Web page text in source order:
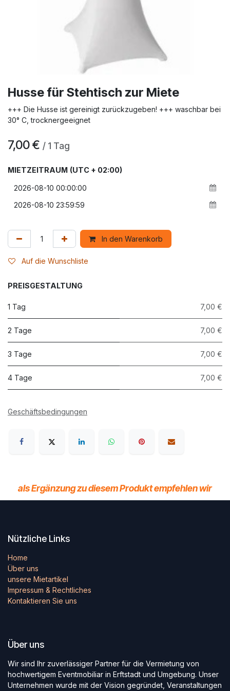
Husse für Stehtisch zur Miete
+++ Die Husse ist gereinigt zurückzugeben! +++ waschbar bei
30° C, trocknergeeignet
7,00€ / 1 Tag
MIETZEITRAUM (UTC + 02:00)
In den Warenkorb
Auf die Wunschliste
PREISGESTALTUNG
1 Tag 7,00 €
2 Tage 7,00 €
3 Tage 7,00 €
4 Tage 7,00 €
Geschäftsbedingungen
als Ergänzung zu diesem Produkt empfehlen wir
Nützliche Links
Home
Über uns
unsere Mietartikel
Impressum & Rechtliches
Kontaktieren Sie uns
Über uns
Wir sind Ihr zuverlässiger Partner für die Vermietung von
hochwertigem Eventmobiliar in Erftstadt und Umgebung. Unser
Unternehmen wurde mit der Vision gegründet, Veranstaltungen